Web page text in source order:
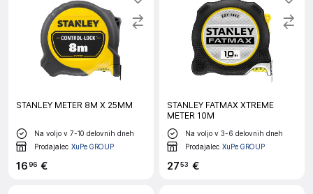
STANLEY METER 8M X 25MM
Na voljo v 7-10 delovnih dneh
Prodajalec XuPe GROUP
1696 €
STANLEY FATMAX XTREME
METER 10M
Na voljo v 3-6 delovnih dneh
Prodajalec XuPe GROUP
2753 €